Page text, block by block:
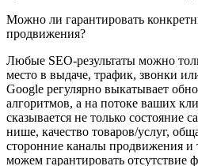
Можно ли гарантировать
продвижения?
Любые SEO-результаты можно
место в выдаче, трафик, звонки
Google регулярно выкатывает
алгоритмов, а на потоке ваших
сказывается не только состояние
нише, качество товаров/услуг,
сторонние каналы продвижения и
можем гарантировать отсутствие